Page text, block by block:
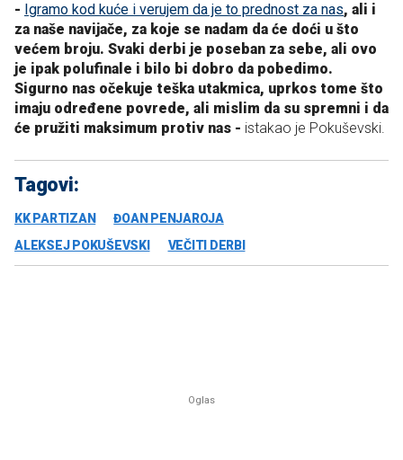
- Igramo kod kuće i verujem da je to prednost za nas, ali i
za naše navijače, za koje se nadam da će doći u što
većem broju. Svaki derbi je poseban za sebe, ali ovo
je ipak polufinale i bilo bi dobro da pobedimo.
Sigurno nas očekuje teška utakmica, uprkos tome što
imaju određene povrede, ali mislim da su spremni i da
će pružiti maksimum protiv nas - istakao je Pokuševski.
Tagovi:
KK PARTIZAN
ĐOAN PENJAROJA
ALEKSEJ POKUŠEVSKI
VEČITI DERBI